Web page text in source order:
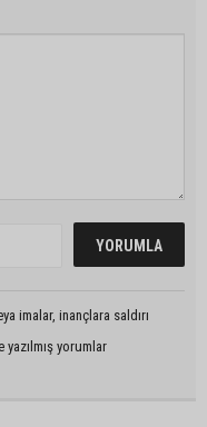
imalar, inançlara saldırı
yorumlar